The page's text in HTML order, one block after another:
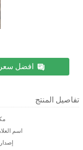
افضل سعر
تفاصيل المنتج
اسم